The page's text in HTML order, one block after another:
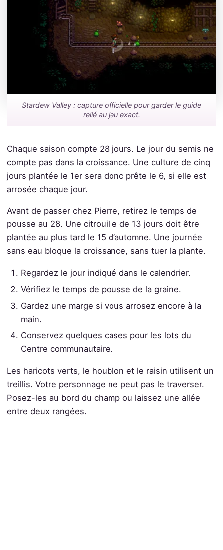
Stardew Valley : capture officielle pour garder le guide
relié au jeu exact.
Chaque saison compte 28 jours. Le jour du semis ne
compte pas dans la croissance. Une culture de cinq
jours plantée le 1er sera donc prête le 6, si elle est
arrosée chaque jour.
Avant de passer chez Pierre, retirez le temps de
pousse au 28. Une citrouille de 13 jours doit être
plantée au plus tard le 15 d’automne. Une journée
sans eau bloque la croissance, sans tuer la plante.
Regardez le jour indiqué dans le calendrier.
Vérifiez le temps de pousse de la graine.
Gardez une marge si vous arrosez encore à la
main.
Conservez quelques cases pour les lots du
Centre communautaire.
Les haricots verts, le houblon et le raisin utilisent un
treillis. Votre personnage ne peut pas le traverser.
Posez-les au bord du champ ou laissez une allée
entre deux rangées.